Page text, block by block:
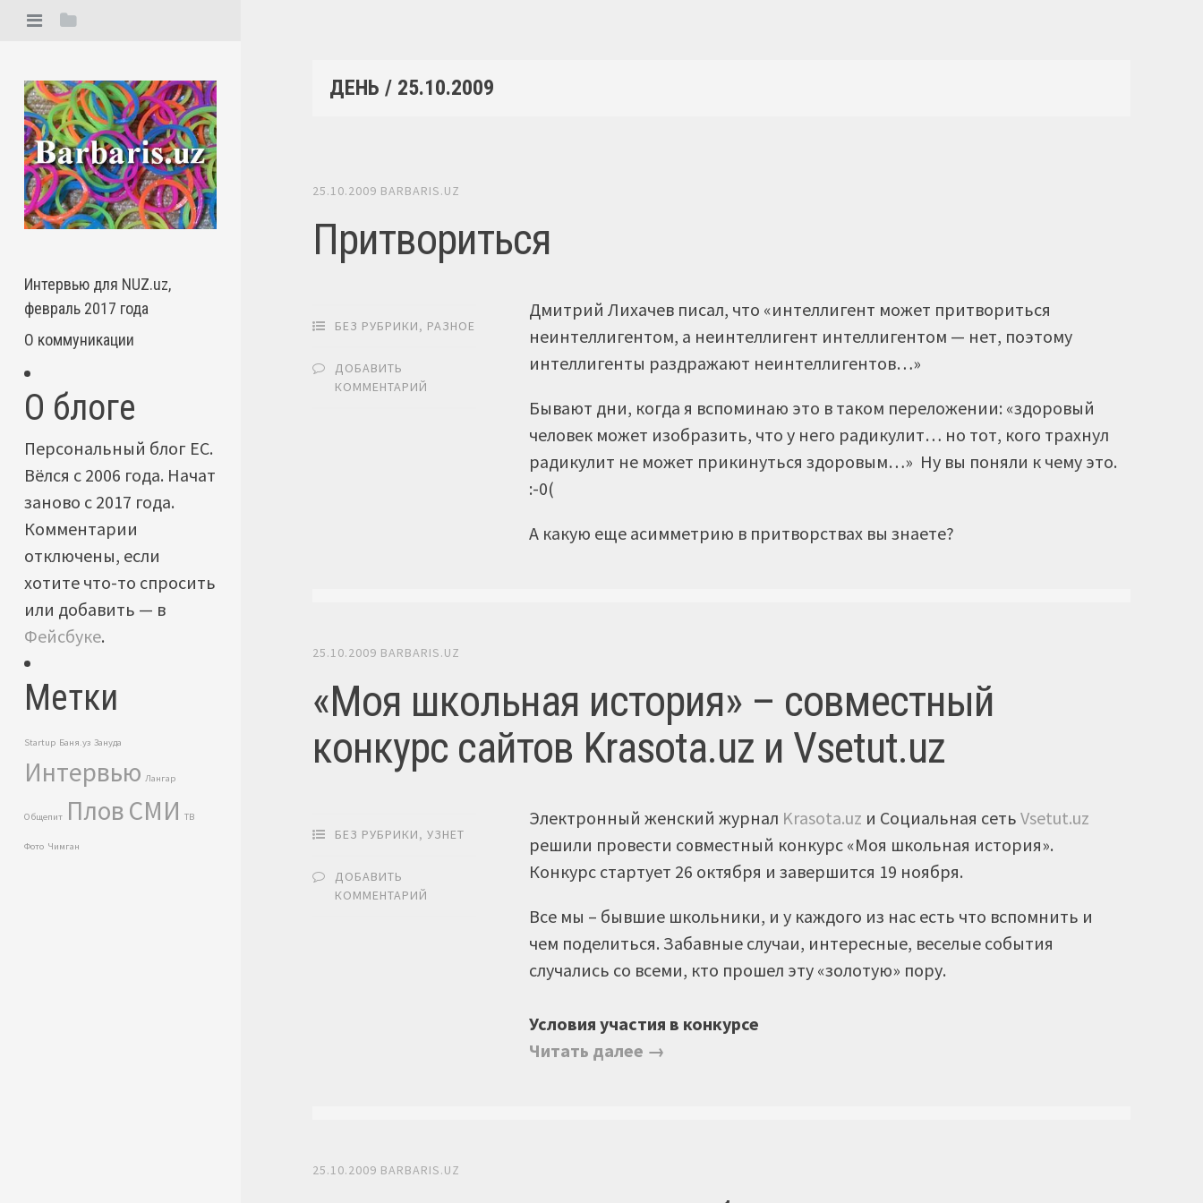
Интервью для NUZ.uz,
февраль 2017 года
О коммуникации
О блоге
Персональный блог ЕС.
Вёлся с 2006 года. Начат
заново с 2017 года.
Комментарии
отключены, если
хотите что-то спросить
или добавить — в
Фейсбуке.
Метки
Startup Баня.уз Зануда
Интервью Лангар
Общепит ПловСМИ ТВ
Фото Чимган
ДЕНЬ / 25.10.2009
25.10.2009 BARBARIS.UZ
Притвориться
БЕЗ РУБРИКИ, РАЗНОЕ
ДОБАВИТЬ
КОММЕНТАРИЙ
Дмитрий Лихачев писал, что «интеллигент может притвориться
неинтеллигентом, а неинтеллигент интеллигентом — нет, поэтому
интеллигенты раздражают неинтеллигентов…»
Бывают дни, когда я вспоминаю это в таком переложении: «здоровый
человек может изобразить, что у него радикулит… но тот, кого трахнул
радикулит не может прикинуться здоровым…» Ну вы поняли к чему это.
:-0(
А какую еще асимметрию в притворствах вы знаете?
25.10.2009 BARBARIS.UZ
«Моя школьная история» – совместный
конкурс сайтов Krasota.uz и Vsetut.uz
БЕЗ РУБРИКИ,УЗНЕТ
ДОБАВИТЬ
КОММЕНТАРИЙ
Электронный женский журнал Krasota.uz и Социальная сетьVsetut.uz
решили провести совместный конкурс «Моя школьная история».
Конкурс стартует 26 октября и завершится 19 ноября.
Все мы – бывшие школьники, и у каждого из нас есть что вспомнить и
чем поделиться. Забавные случаи, интересные, веселые события
случались со всеми, кто прошел эту «золотую» пору.
Условия участия в конкурсе
Читать далее →
25.10.2009 BARBARIS.UZ